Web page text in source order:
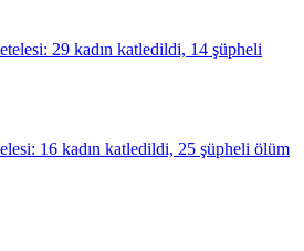
29 kadın katledildi, 14 şüpheli
16 kadın katledildi, 25 şüpheli ölüm